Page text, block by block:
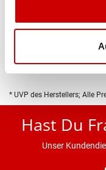
* UVP des Herstellers; Alle
Hast Du
Unser